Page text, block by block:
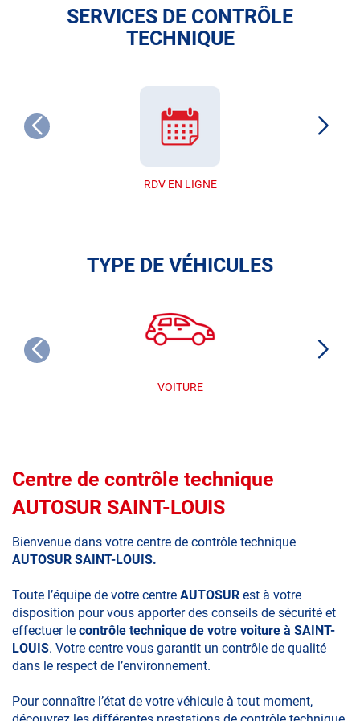
SERVICES DE CONTRÔLE
TECHNIQUE
RDV EN LIGNE
TYPE DE VÉHICULES
VOITURE
Centre de contrôle technique
AUTOSUR SAINT-LOUIS
Bienvenue dans votre centre de contrôle technique
AUTOSUR SAINT-LOUIS.
Toute l’équipe de votre centre AUTOSUR est à votre
disposition pour vous apporter des conseils de sécurité et
effectuer le contrôle technique de votre voiture à SAINT-
LOUIS. Votre centre vous garantit un contrôle de qualité
dans le respect de l’environnement.
Pour connaître l’état de votre véhicule à tout moment,